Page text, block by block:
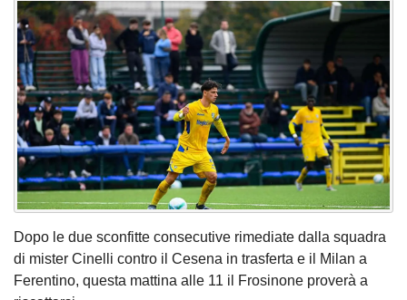
Dopo le due sconfitte consecutive rimediate dalla squadra
di mister Cinelli contro il Cesena in trasferta e il Milan a
Ferentino, questa mattina alle 11 il Frosinone proverà a